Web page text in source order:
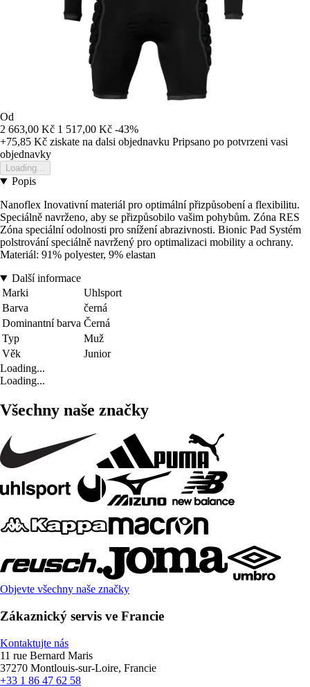
Od
2 663,00 Kč 1 517,00 Kč -43%
+75,85 Kč ziskate na dalsi objednavku Pripsano po potvrzeni vasi
objednavky
Loading...
Popis
Nanoflex Inovativní materiál pro optimální přizpůsobení a flexibilitu.
Speciálně navrženo, aby se přizpůsobilo vašim pohybům. Zóna RES
Zóna speciální odolnosti pro snížení abrazivnosti. Bionic Pad Systém
polstrování speciálně navržený pro optimalizaci mobility a ochrany.
Materiál: 91% polyester, 9% elastan
Další informace
Marki
Uhlsport
Barva
černá
Dominantní barva Černá
Typ
Muž
Věk
Junior
Loading...
Loading...
Všechny naše značky
Objevte všechny naše značky
Zákaznický servis ve Francie
Kontaktujte nás
11 rue Bernard Maris
37270 Montlouis-sur-Loire, Francie
+33 1 86 47 62 58